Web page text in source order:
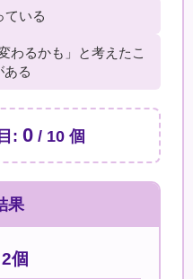
ている
わるかも」と考えたこ
ある
: 0/ 10 個
果
個